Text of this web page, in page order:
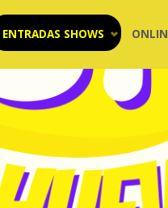
Saltar
contenido
ENTRADAS SHOWS